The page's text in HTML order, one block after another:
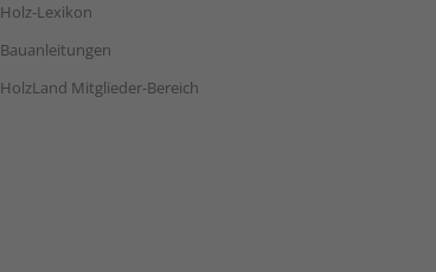
Holz-Lexikon
Bauanleitungen
HolzLand Mitglieder-Bereich